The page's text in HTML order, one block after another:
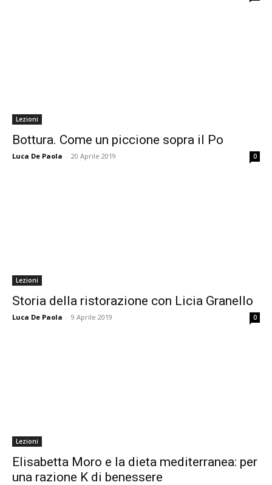
Lezioni
Bottura. Come un piccione sopra il Po
Luca De Paola - 20 Aprile 2019 0
Lezioni
Storia della ristorazione con Licia Granello
Luca De Paola - 9 Aprile 2019 0
Lezioni
Elisabetta Moro e la dieta mediterranea: per
una razione K di benessere